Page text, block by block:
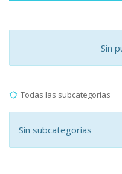
Sin
Todas las subcategorías
Sin subcategorías